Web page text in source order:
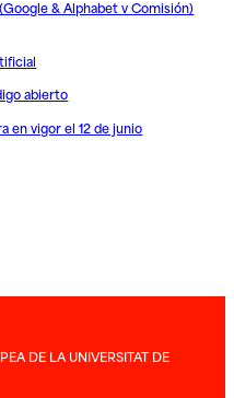
& Alphabet v Comisión)
abierto
en vigor el 12 de junio
DE LA UNIVERSITAT DE